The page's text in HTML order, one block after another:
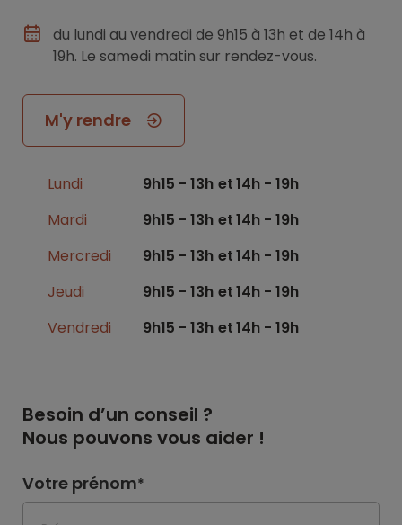
du lundi au vendredi de 9h15 à 13h et de 14h à
19h. Le samedi matin sur rendez-vous.
M'y rendre
Lundi 9h15 - 13h
14h - 19h
Mardi
9h15 - 13h
14h - 19h
Mercredi
9h15 - 13h
14h - 19h
Jeudi
9h15 - 13h
14h - 19h
Vendredi
9h15 - 13h 14h - 19h
Besoin d’un conseil ?
Nous pouvons vous aider !
Votre prénom*